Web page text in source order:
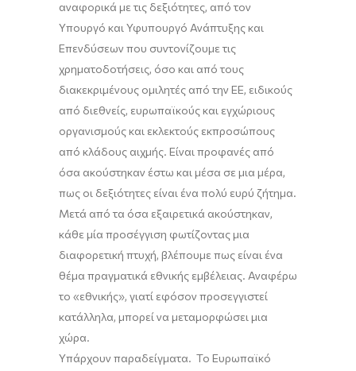
αναφορικά με τις δεξιότητες, από τον
Υπουργό και Υφυπουργό Ανάπτυξης και
Επενδύσεων που συντονίζουμε τις
χρηματοδοτήσεις, όσο και από τους
διακεκριμένους ομιλητές από την ΕΕ, ειδικούς
από διεθνείς, ευρωπαϊκούς και εγχώριους
οργανισμούς και εκλεκτούς εκπροσώπους
από κλάδους αιχμής. Είναι προφανές από
όσα ακούστηκαν έστω και μέσα σε μια μέρα,
πως οι δεξιότητες είναι ένα πολύ ευρύ ζήτημα.
Μετά από τα όσα εξαιρετικά ακούστηκαν,
κάθε μία προσέγγιση φωτίζοντας μια
διαφορετική πτυχή, βλέπουμε πως είναι ένα
θέμα πραγματικά εθνικής εμβέλειας. Αναφέρω
το «εθνικής», γιατί εφόσον προσεγγιστεί
κατάλληλα, μπορεί να μεταμορφώσει μια
χώρα.
Υπάρχουν παραδείγματα. Το Ευρωπαϊκό